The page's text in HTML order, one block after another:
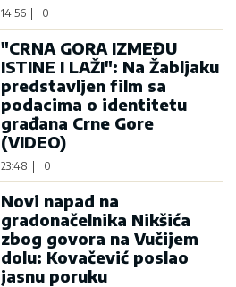
14:56 | 0
"CRNA GORA IZMEĐU
ISTINE I LAŽI": Na Žabljaku
predstavljen film sa
podacima o identitetu
građana Crne Gore
(VIDEO)
23:48 | 0
Novi napad na
gradonačelnika Nikšića
zbog govora na Vučijem
dolu: Kovačević poslao
jasnu poruku